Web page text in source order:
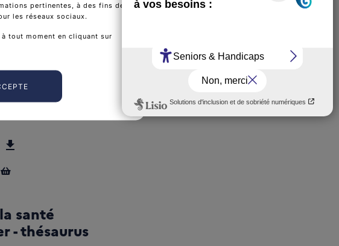
santé
- synthèse
santé
- thésaurus
pertinentes, à des fins de
les réseaux sociaux.
tout moment en cliquant sur